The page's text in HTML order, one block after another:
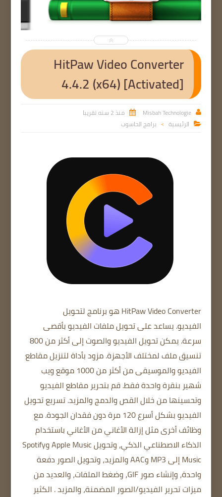
HitPaw Video Converter
4.4.2 (x64) [Activated]

Misbah Technologie
 منذ 2 سنه تقريبا
 الرئيسية > برامج الحاسوب
HitPaw Video Converterهو برنامج لتحويل
الفيديو.يساعد على تحويل ملفات الفيديو بأقصى
سرعة.
يمكن تحويل الفيديو والصوت إلى أكثر من 800
تنسيق ملف لمختلف الأجهزة.مزود بأداة لتنزيل مقاطع
الفيديو والموسيقى من أكثر من 1000 موقع ويب
شهير بنقرة واحدة فقط.قم بتحرير مقاطع الفيديو
وتحسينها من خلال القص والدمج والمزيد.تسريع تحويل
الفيديو بشكل أسرع 120 مرة دون فقدان الجودة.
مع
وظائف أخرىمثلإزالة الأغاني من الأغاني باستخدام
الذكاء الاصطناعي الذكي، وتحويل Apple Music وSpotify
Music إلى MP3 وAAC والمزيد، وتحويل الصور دفعة
واحدة، وإنشاء صور GIF، وضغط الملفات، والعديد من
ميزات تحرير الفيديو/الصور المضمنة، والمزيد . الكثير